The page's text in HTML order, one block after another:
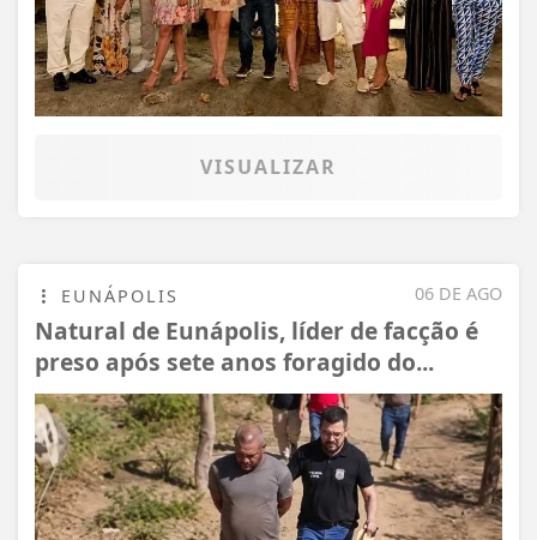
VISUALIZAR
06 DE AGO
EUNÁPOLIS
Natural de Eunápolis, líder de facção é
preso após sete anos foragido do...